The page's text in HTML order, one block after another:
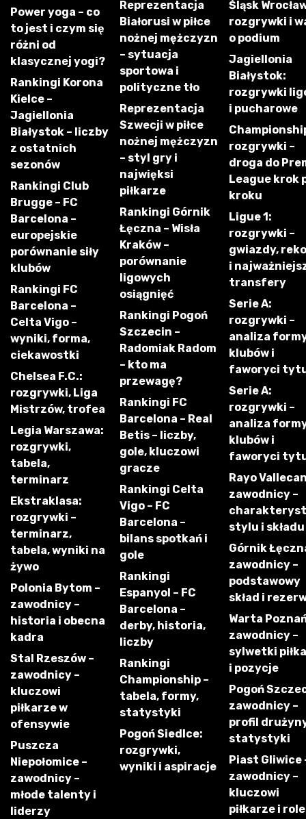
Power yoga – co
to jest i czym się
różni od
klasycznej yogi?
Rankingi Korona
Kielce –
Jagiellonia
Białystok – liczby
z ostatnich
sezonów
Rankingi Club
Brugge – FC
Barcelona –
europejskie
porównanie siły
klubów
Rankingi FC
Barcelona –
Celta Vigo –
wyniki, forma,
ciekawostki
Chelsea F.C.:
rozgrywki, Liga
Mistrzów, trofea
Legia Warszawa:
rozgrywki,
tabela,
terminarz
Ekstraklasa:
rozgrywki –
terminarz,
tabela, wyniki na
żywo
Polonia Bytom –
zawodnicy –
historia i obecna
kadra
Stal Rzeszów –
zawodnicy –
kluczowi
piłkarze w
ofensywie
Puszcza
Niepołomice –
zawodnicy –
młode talenty i
liderzy
Reprezentacja
Białorusi w piłce
nożnej mężczyzn
– sytuacja
sportowa i
polityczne tło
Reprezentacja
Szwecji w piłce
nożnej mężczyzn
– styl gry i
najwięksi
piłkarze
Rankingi Górnik
Łęczna – Wisła
Kraków –
porównanie
ligowych
osiągnięć
Rankingi Pogoń
Szczecin –
Radomiak Radom
– kto ma
przewagę?
Rankingi FC
Barcelona – Real
Betis – liczby,
gole, kluczowi
gracze
Rankingi Celta
Vigo – FC
Barcelona –
bilans spotkań i
gole
Rankingi
Espanyol – FC
Barcelona –
derby, historia,
liczby
Rankingi
Championship –
tabela, formy,
statystyki
Pogoń Siedlce:
rozgrywki,
wyniki i aspiracje
Śląsk
rozgrywki i
o podium
Jagiellonia
Białystok:
rozgrywki
i pucharowe
rozgrywki –
droga do
League krok
kroku
Ligue 1:
rozgrywki –
gwiazdy,
i
transfery
Serie A:
rozgrywki –
analiza
klubów i
faworyci
Serie A:
rozgrywki –
analiza
klubów i
faworyci
Rayo
zawodnicy –
stylu i składu
Górnik
zawodnicy –
podstawowy
skład i
Warta
zawodnicy –
sylwetki
i pozycje
Pogoń
zawodnicy –
profil
statystyki
Piast Gliwice
zawodnicy –
kluczowi
piłkarze i role